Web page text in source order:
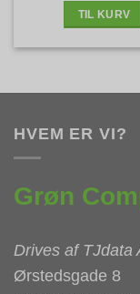
TIL KURV
HVEM ER VI?
Grøn
Drives af TJdata
Ørstedsgade 8